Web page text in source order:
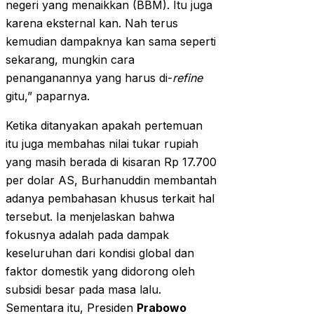
negeri yang menaikkan (BBM). Itu juga
karena eksternal kan. Nah terus
kemudian dampaknya kan sama seperti
sekarang, mungkin cara
penanganannya yang harus di-refine
gitu,” paparnya.
Ketika ditanyakan apakah pertemuan
itu juga membahas nilai tukar rupiah
yang masih berada di kisaran Rp 17.700
per dolar AS, Burhanuddin membantah
adanya pembahasan khusus terkait hal
tersebut. Ia menjelaskan bahwa
fokusnya adalah pada dampak
keseluruhan dari kondisi global dan
faktor domestik yang didorong oleh
subsidi besar pada masa lalu.
Sementara itu, Presiden Prabowo